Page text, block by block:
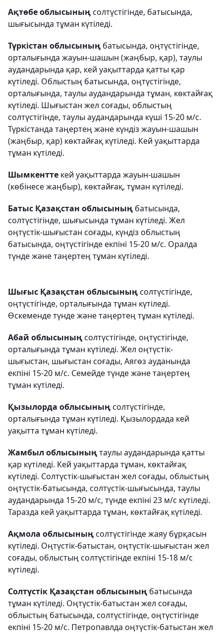
Ақтөбе облысыныңсолтүстігінде, батысында,
шығысында тұман күтіледі.
Түркістан облысының батысында, оңтүстігінде,
орталығында жауын-шашын (жаңбыр, қар), таулы
аудандарында қар, кей уақыттарда қатты қар
күтіледі. Облыстың батысында, оңтүстігінде,
орталығында, таулы аудандарында тұман, көктайғақ
күтіледі. Шығыстан жел соғады, облыстың
солтүстігінде, таулы аудандарында күші 15-20 м/с.
Түркістанда таңертең және күндіз жауын-шашын
(жаңбыр, қар) көктайғақ күтіледі. Кей уақыттарда
тұман күтіледі.
Шымкентте кей уақыттарда жауын-шашын
(көбінесе жаңбыр), көктайғақ, тұман күтіледі.
Батыс Қазақстан облысының батысында,
солтүстігінде, шығысында тұман күтіледі. Жел
оңтүстік-шығыстан соғады, күндіз облыстың
батысында, оңтүстігінде екпіні 15-20 м/с. Оралда
түнде және таңертең тұман күтіледі.
Шығыс Қазақстан облысыныңсолтүстігінде,
оңтүстігінде, орталығында тұман күтіледі.
Өскеменде түнде және таңертең тұман күтіледі.
Абай облысыныңсолтүстігінде, оңтүстігінде,
орталығында тұман күтіледі. Жел оңтүстік-
шығыстан, шығыстан соғады, Аягөз ауданында
екпіні 15-20 м/с. Семейде түнде және таңертең
тұман күтіледі.
Қызылорда облысыныңсолтүстігінде,
орталығында тұман күтіледі. Қызылордада кей
уақытта тұман күтіледі.
Жамбыл облысыныңтаулы аудандарында қатты
қар күтіледі. Кей уақыттарда тұман, көктайғақ
күтіледі. Солтүстік-шығыстан жел соғады, облыстың
оңтүстік-батысында, солтүстік-шығысында, таулы
аудандарында 15-20 м/с, түнде екпіні 23 м/с күтіледі.
Таразда кей уақыттарда тұман, көктайғақ күтіледі.
Ақмола облысыныңсолтүстігінде жаяу бұрқасын
күтіледі. Оңтүстік-батыстан, оңтүстік-шығыстан жел
соғады, облыстың солтүстігінде екпіні 15-18 м/с
күтіледі.
Солтүстік Қазақстан облысының батысында
тұман күтіледі. Оңтүстік-батыстан жел соғады,
облыстың батысында, солтүстігінде, оңтүстігінде
екпіні 15-20 м/с. Петропавлда оңтүстік-батыстан жел